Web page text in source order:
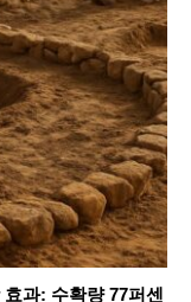
과: 수확량 77퍼센